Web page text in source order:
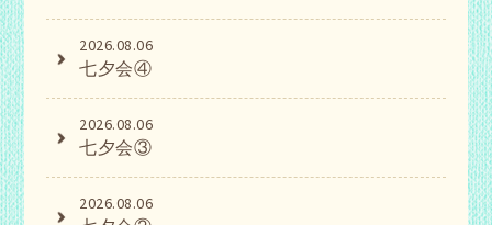
2026.08.06
七夕会④
2026.08.06
七夕会③
2026.08.06